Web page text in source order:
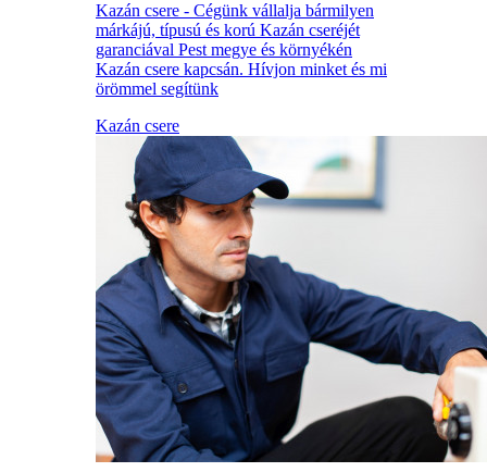
Kazán csere - Cégünk vállalja bármilyen
márkájú, típusú és korú Kazán cseréjét
garanciával Pest megye és környékén
Kazán csere kapcsán. Hívjon minket és mi
örömmel segítünk
Kazán csere